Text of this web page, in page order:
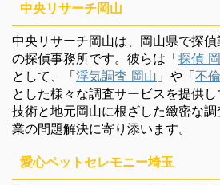
中央リサーチ岡山
中央リサーチ岡山は、岡山県で探
の探偵事務所です。彼らは「探偵
として、「浮気調査 岡山 」や「不
とした様々な調査サービスを提供
技術と地元岡山に根ざした緻密な
業の問題解決に寄り添います。
愛心ペットセレモニー埼玉